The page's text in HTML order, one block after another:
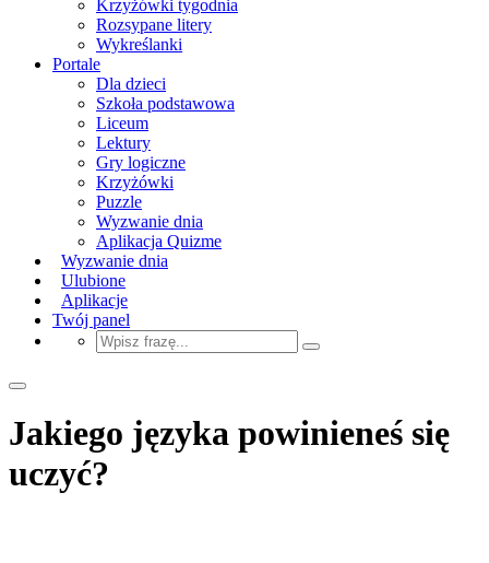
Krzyżówki tygodnia
Rozsypane litery
Wykreślanki
Portale
Dla dzieci
Szkoła podstawowa
Liceum
Lektury
Gry logiczne
Krzyżówki
Puzzle
Wyzwanie dnia
Aplikacja Quizme
Wyzwanie dnia
Ulubione
Aplikacje
Twój panel
Jakiego języka powinieneś się
uczyć?